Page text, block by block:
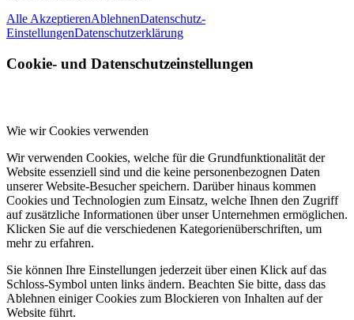
Alle AkzeptierenAblehnenDatenschutz-
EinstellungenDatenschutzerklärung
Cookie- und Datenschutzeinstellungen
Wie wir Cookies verwenden
Wir verwenden Cookies, welche für die Grundfunktionalität der
Website essenziell sind und die keine personenbezognen Daten
unserer Website-Besucher speichern. Darüber hinaus kommen
Cookies und Technologien zum Einsatz, welche Ihnen den Zugriff
auf zusätzliche Informationen über unser Unternehmen ermöglichen.
Klicken Sie auf die verschiedenen Kategorienüberschriften, um
mehr zu erfahren.
Sie können Ihre Einstellungen jederzeit über einen Klick auf das
Schloss-Symbol unten links ändern. Beachten Sie bitte, dass das
Ablehnen einiger Cookies zum Blockieren von Inhalten auf der
Website führt.